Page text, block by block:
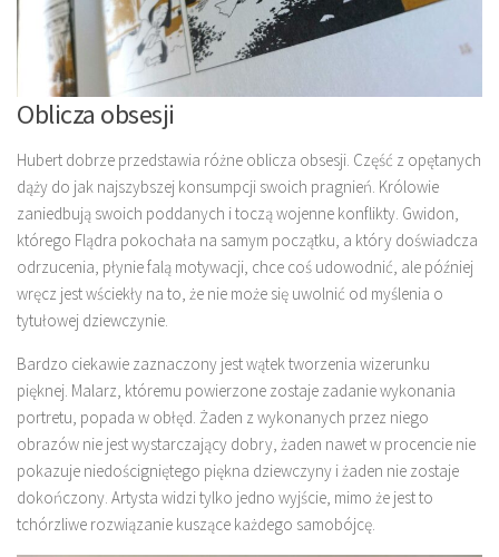
Oblicza obsesji
Hubert dobrze przedstawia różne oblicza obsesji. Część z opętanych
dąży do jak najszybszej konsumpcji swoich pragnień. Królowie
zaniedbują swoich poddanych i toczą wojenne konflikty. Gwidon,
którego Flądra pokochała na samym początku, a który doświadcza
odrzucenia, płynie falą motywacji, chce coś udowodnić, ale później
wręcz jest wściekły na to, że nie może się uwolnić od myślenia o
tytułowej dziewczynie.
Bardzo ciekawie zaznaczony jest wątek tworzenia wizerunku
pięknej. Malarz, któremu powierzone zostaje zadanie wykonania
portretu, popada w obłęd. Żaden z wykonanych przez niego
obrazów nie jest wystarczający dobry, żaden nawet w procencie nie
pokazuje niedościgniętego piękna dziewczyny i żaden nie zostaje
dokończony. Artysta widzi tylko jedno wyjście, mimo że jest to
tchórzliwe rozwiązanie kuszące każdego samobójcę.